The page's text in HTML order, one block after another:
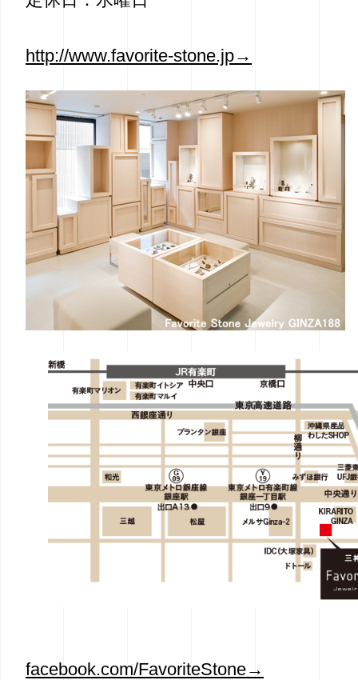
http://www.favorite-stone.jp→
facebook.com/FavoriteStone→